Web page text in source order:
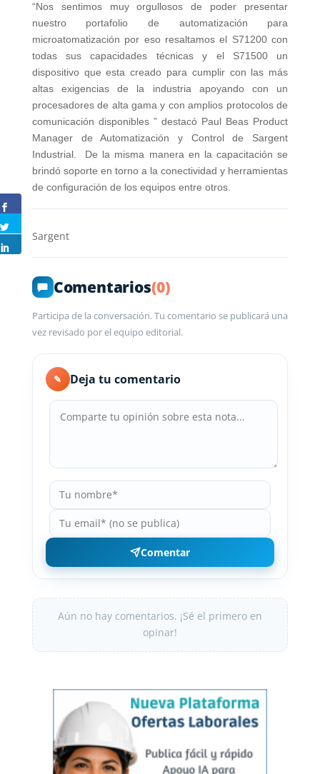
“Nos sentimos muy orgullosos de poder presentar
nuestro portafolio de automatización para
microatomatización por eso resaltamos el S71200 con
todas sus capacidades técnicas y el S71500 un
dispositivo que esta creado para cumplir con las más
altas exigencias de la industria apoyando con un
procesadores de alta gama y con amplios protocolos de
comunicación disponibles ” destacó Paul Beas Product
Manager de Automatización y Control de Sargent
Industrial. De la misma manera en la capacitación se
brindó soporte en torno a la conectividad y herramientas
de configuración de los equipos entre otros.
Sargent
Comentarios(0)
Participa de la conversación. Tu comentario se publicará una
vez revisado por el equipo editorial.
✎ Deja tu comentario
Comentar
Aún no hay comentarios. ¡Sé el primero en
opinar!